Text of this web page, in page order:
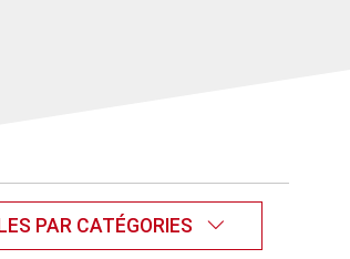
PAR CATÉGORIES